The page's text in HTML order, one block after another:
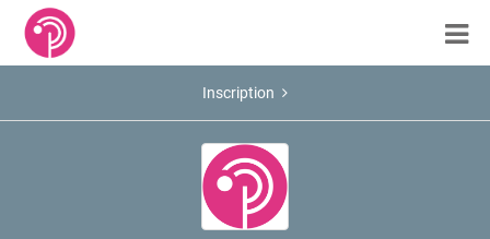
Inscription